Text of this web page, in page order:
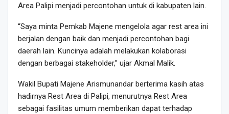
Area Palipi menjadi percontohan untuk di kabupaten lain.
“Saya minta Pemkab Majene mengelola agar rest area ini
berjalan dengan baik dan menjadi percontohan bagi
daerah lain. Kuncinya adalah melakukan kolaborasi
dengan berbagai stakeholder,” ujar Akmal Malik.
Wakil Bupati Majene Arismunandar berterima kasih atas
hadirnya Rest Area di Palipi, menurutnya Rest Area
sebagai fasilitas umum memberikan dapat terhadap